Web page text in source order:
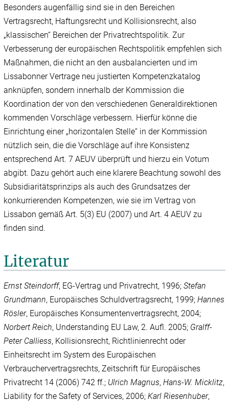
Besonders augenfällig sind sie in den Bereichen
Vertragsrecht, Haftungsrecht und Kollisionsrecht, also
„klassischen“ Bereichen der Privatrechtspolitik. Zur
Verbesserung der europäischen Rechtspolitik empfehlen sich
Maßnahmen, die nicht an den ausbalancierten und im
Lissabonner Vertrage neu justierten Kompetenzkatalog
anknüpfen, sondern innerhalb der Kommission die
Koordination der von den verschiedenen Generaldirektionen
kommenden Vorschläge verbessern. Hierfür könne die
Einrichtung einer „horizontalen Stelle“ in der Kommission
nützlich sein, die die Vorschläge auf ihre Konsistenz
entsprechend Art. 7 AEUV überprüft und hierzu ein Votum
abgibt. Dazu gehört auch eine klarere Beachtung sowohl des
Subsidiaritätsprinzips als auch des Grundsatzes der
konkurrierenden Kompetenzen, wie sie im Vertrag von
Lissabon gemäß Art. 5(3) EU (2007) und Art. 4 AEUV zu
finden sind.
Literatur
Ernst Steindorff, EG-Vertrag und Privatrecht, 1996;Stefan
Grundmann, Europäisches Schuldvertragsrecht, 1999;Hannes
Rösler, Europäisches Konsumentenvertragsrecht, 2004;
Norbert Reich, Understanding EU Law, 2. Aufl. 2005; Gralff-
Peter Calliess, Kollisionsrecht, Richtlinienrecht oder
Einheitsrecht im System des Europäischen
Verbrauchervertragsrechts, Zeitschrift für Europäisches
Privatrecht 14 (2006) 742 ff.; Ulrich Magnus,Hans-W. Micklitz,
Liability for the Safety of Services, 2006;Karl Riesenhuber,